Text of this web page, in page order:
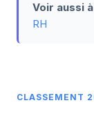
Voir aussi
RH
CLASSEMENT